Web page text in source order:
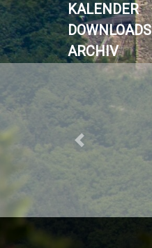
KALENDER
DOWNLOADS
ARCHIV
Previous